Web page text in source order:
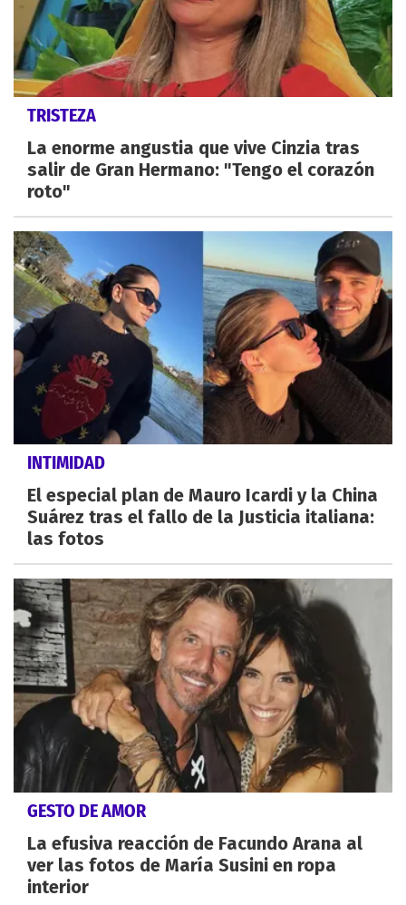
TRISTEZA
La enorme angustia que vive Cinzia tras
salir de Gran Hermano: "Tengo el corazón
roto"
INTIMIDAD
El especial plan de Mauro Icardi y la China
Suárez tras el fallo de la Justicia italiana:
las fotos
GESTO DE AMOR
La efusiva reacción de Facundo Arana al
ver las fotos de María Susini en ropa
interior